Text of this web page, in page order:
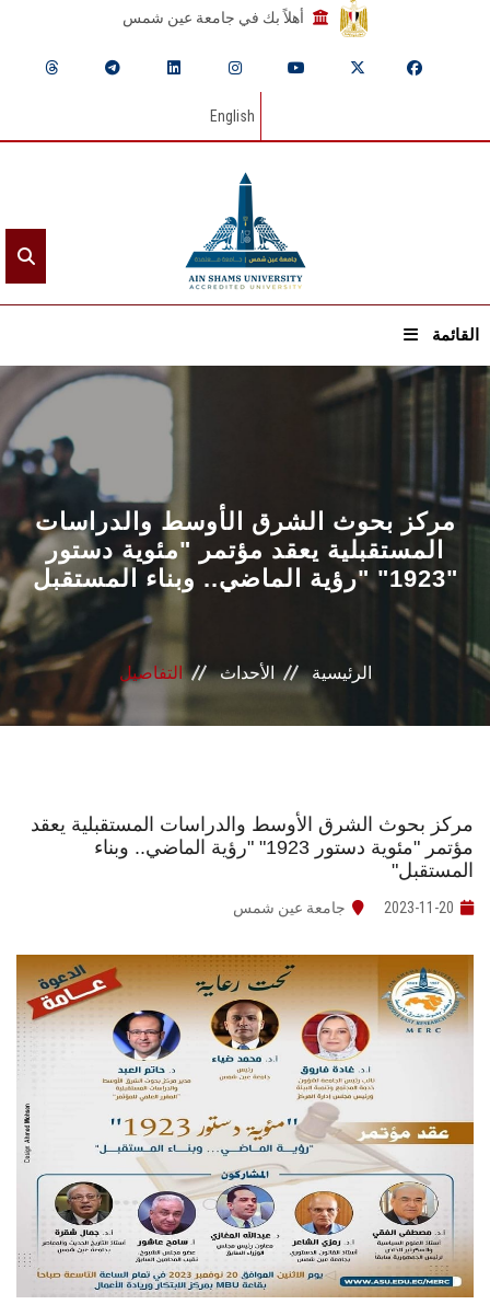
أهلاً بك في جامعة عين شمس
English
القائمة
الرئيسيـة
عن الجامعة
القطاعـات
الشئون الأكاديمية
البحث العلمي
الرعاية الصحية
الأنظمة الذكية
الطلاب
هيئة التدريس
الدراسات العليا
الخريجين
الموظفون
الزائـرون
مركز بحوث الشرق الأوسط والدراسات
المستقبلية يعقد مؤتمر "مئوية دستور
1923" "رؤية الماضي.. وبناء المستقبل"
الرئيسية الأحداث التفاصيل
مركز بحوث الشرق الأوسط والدراسات المستقبلية يعقد
مؤتمر "مئوية دستور 1923" "رؤية الماضي.. وبناء
المستقبل"
2023-11-20 جامعة عين شمس